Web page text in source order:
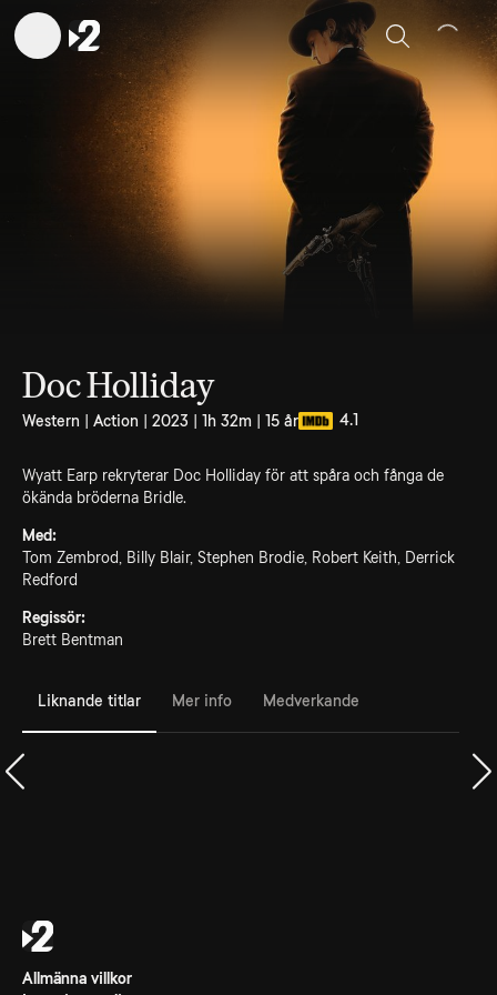
Sök
Doc Holliday
Western | Action | 2023 | 1h 32m | 15 år 4.1
Wyatt Earp rekryterar Doc Holliday för att spåra och fånga de
ökända bröderna Bridle.
Med:
Tom Zembrod, Billy Blair, Stephen Brodie, Robert Keith, Derrick
Redford
Regissör:
Brett Bentman
Liknande titlar Mer info Medverkande
Allmänna villkor